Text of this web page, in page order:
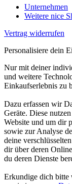
Unternehmen
Weitere nice
Vertrag widerrufen
Personalisiere dein
Nur mit deiner
und weitere
Einkaufserlebnis zu
Dazu erfassen wir
Geräte. Diese
Website und um dir
sowie zur Analyse
deine
dir über deren
du deren Dienste
Erkundige dich bitte